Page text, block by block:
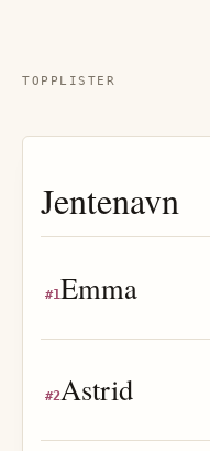
TOPPLISTER
Jentenavn
#1Emma
#2Astrid